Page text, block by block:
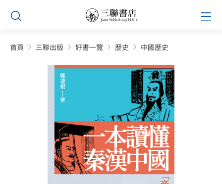
Skip
content
首頁 三聯出版 好書一覽 歷史 中國歷史